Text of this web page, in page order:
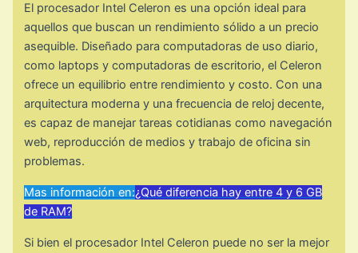
El procesador Intel Celeron es una opción ideal para
aquellos que buscan un rendimiento sólido a un precio
asequible. Diseñado para computadoras de uso diario,
como laptops y computadoras de escritorio, el Celeron
ofrece un equilibrio entre rendimiento y costo. Con una
arquitectura moderna y una frecuencia de reloj decente,
es capaz de manejar tareas cotidianas como navegación
web, reproducción de medios y trabajo de oficina sin
problemas.
Mas información en:¿Qué diferencia hay entre 4 y 6 GB
de RAM?
Si bien el procesador Intel Celeron puede no ser la mejor